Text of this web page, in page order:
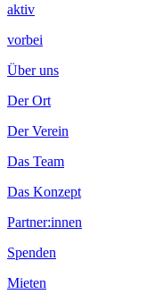
aktiv
vorbei
Über uns
Der Ort
Der Verein
Das Team
Das Konzept
Partner:innen
Spenden
Mieten